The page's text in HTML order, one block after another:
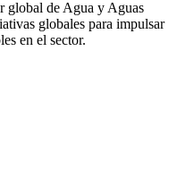
global de Agua y Aguas
globales para impulsar
en el sector.